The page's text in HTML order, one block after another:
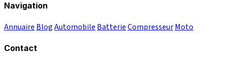
Navigation
Annuaire BlogAutomobile BatterieCompresseurMoto
Contact